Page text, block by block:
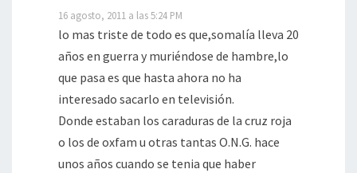
16 agosto, 2011 a las 5:24 PM
lo mas triste de todo es que,somalía lleva 20
años en guerra y muriéndose de hambre,lo
que pasa es que hasta ahora no ha
interesado sacarlo en televisión.
Donde estaban los caraduras de la cruz roja
o los de oxfam u otras tantas O.N.G. hace
unos años cuando se tenia que haber